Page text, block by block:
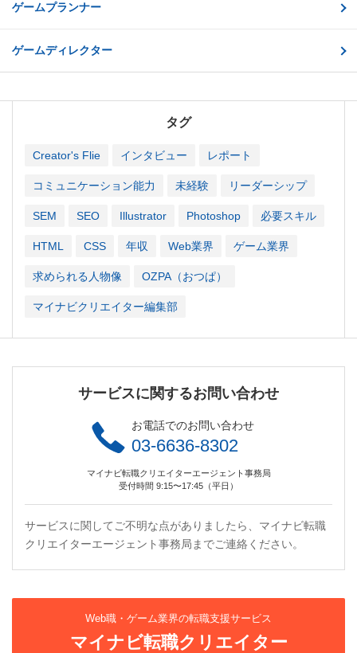
ゲームプランナー
ゲームディレクター
タグ
Creator's Flie インタビュー レポート
コミュニケーション能力 未経験 リーダーシップ
SEM SEO Illustrator Photoshop 必要スキル
HTML CSS 年収 Web業界 ゲーム業界
求められる人物像 OZPA（おつぱ）
マイナビクリエイター編集部
サービスに関するお問い合わせ
お電話でのお問い合わせ
03-6636-8302
マイナビ転職クリエイターエージェント事務局
受付時間 9:15〜17:45（平日）
サービスに関してご不明な点がありましたら、マイナビ転職
クリエイターエージェント事務局までご連絡ください。
Web職・ゲーム業界の転職支援サービス
マイナビ転職クリエイター